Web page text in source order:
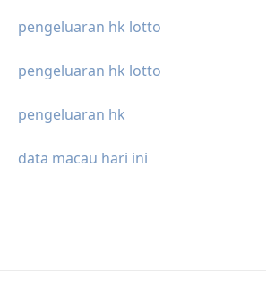
pengeluaran hk lotto
pengeluaran hk lotto
pengeluaran hk
data macau hari ini